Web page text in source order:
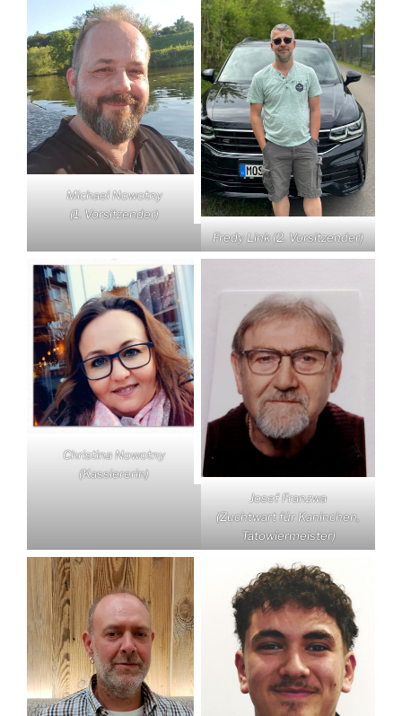
Michael Nowotny
(1. Vorsitzender)
Fredy Link (2. Vorsitzender)
Christina Nowotny
(Kassiererin)
Josef Franzwa
(Zuchtwart für Kaninchen,
Tätowiermeister)